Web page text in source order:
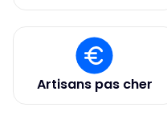
Artisans pas cher